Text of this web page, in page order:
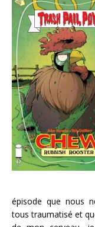
épisode que nous
tous traumatisé et